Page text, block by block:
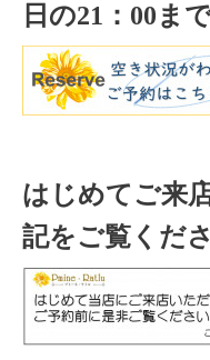
日の21 ： 00ま
はじめてご来
記をご覧くだ